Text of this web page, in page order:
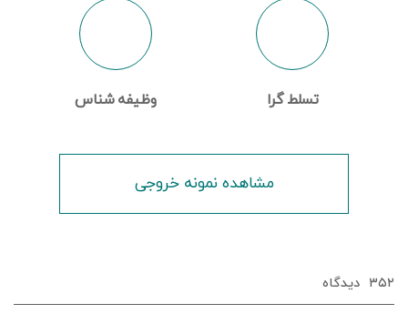
تسلط گرا وظیفه شناس
مشاهده نمونه خروجی
۳۵۲ دیدگاه‌